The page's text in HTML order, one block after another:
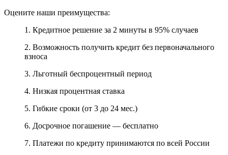
Оцените наши преимущества:
1. Кредитное решение за 2 минуты в 95% случаев
2. Возможность получить кредит без первоначального
взноса
3. Льготный беспроцентный период
4. Низкая процентная ставка
5. Гибкие сроки (от 3 до 24 мес.)
6. Досрочное погашение — бесплатно
7. Платежи по кредиту принимаются по всей России